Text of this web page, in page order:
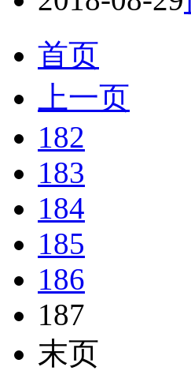
首页
上一页
182
183
184
185
186
187
末页